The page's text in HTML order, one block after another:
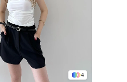
4